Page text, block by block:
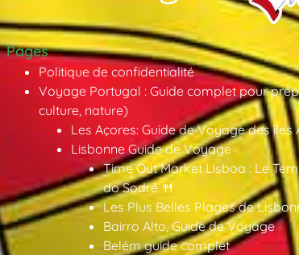
Pages
Politique de confidentialité
Voyage Portugal : Guide complet pour
culture, nature)
Les Açores: Guide de Voyage des îles
Lisbonne Guide de Voyage
Time Out Market Lisboa : Le
do Sodré 🍴
Les Plus Belles Plages de
Bairro Alto, Guide de Voyage
Belém guide complet